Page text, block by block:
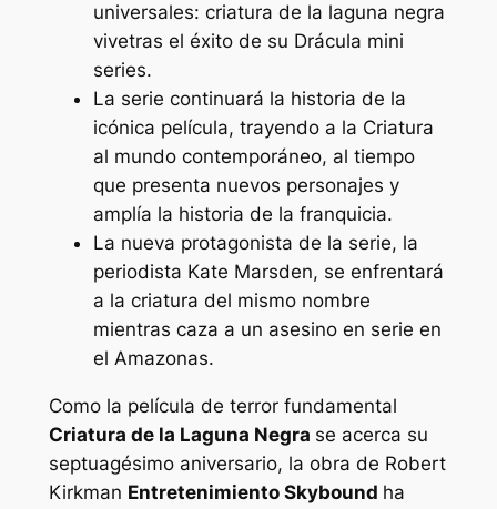
universales: criatura de la laguna negra
vivetras el éxito de su Drácula mini
series.
La serie continuará la historia de la
icónica película, trayendo a la Criatura
al mundo contemporáneo, al tiempo
que presenta nuevos personajes y
amplía la historia de la franquicia.
La nueva protagonista de la serie, la
periodista Kate Marsden, se enfrentará
a la criatura del mismo nombre
mientras caza a un asesino en serie en
el Amazonas.
Como la película de terror fundamental
Criatura de la Laguna Negra se acerca su
septuagésimo aniversario, la obra de Robert
Kirkman Entretenimiento Skybound ha